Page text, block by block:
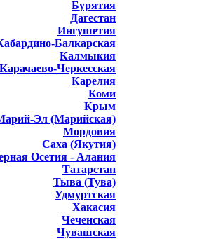
Бурятия
Дагестан
Ингушетия
Балкарская
Калмыкия
Карачаево-Черкесская
Карелия
Коми
Крым
Эл (Марийская)
Мордовия
Саха (Якутия)
Осетия - Алания
Татарстан
Тыва (Тува)
Удмуртская
Хакасия
Чеченская
Чувашская